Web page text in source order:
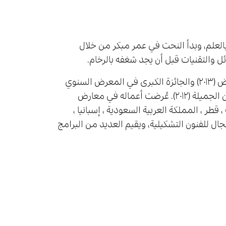
مليئة بالعلم، وبدأ النحت في عمر مبكر من خلال
والتقنيات قبل أن يجد شغفه بالرخام.
فاز بجائزة اكتساب ضمن المهرجان الخليجي الأول للفنون البصرية بالرياض (٢٠١٣) والجائزة الكبرى في المعرض السنوي
للفنون التشكيلية الذي تنظمه الجمعية العمانية للفنون التشكيلية للفنون الجميلة (٢٠١٢). عُرضت أعماله في معارض
، المملكة العربية السعودية ، إسبانيا ،
للفنون التشكيلية، ويقيم العديد من البرامج